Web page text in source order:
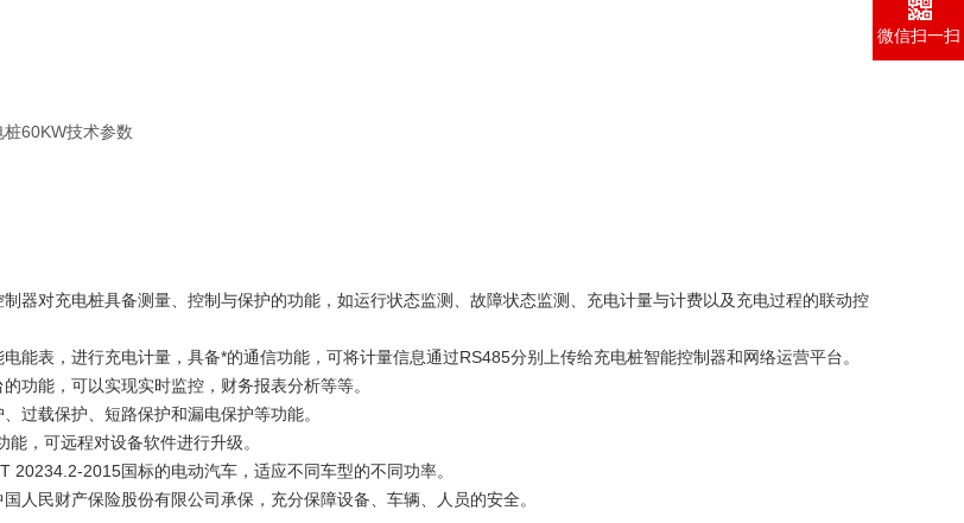
桩60KW技术参数
器对充电桩具备测量、控制与保护的功能，如运行状态监测、故障状态监测、充电计量与计费以及充电过程的联动控
能表，进行充电计量，具备*的通信功能，可将计量信息通过RS485分别上传给充电桩智能控制器和网络运营平台。
功能，可以实现实时监控，财务报表分析等等。
过载保护、短路保护和漏电保护等功能。
，可远程对设备软件进行升级。
20234.2-2015国标的电动汽车，适应不同车型的不同功率。
人民财产保险股份有限公司承保，充分保障设备、车辆、人员的安全。
微信扫一扫